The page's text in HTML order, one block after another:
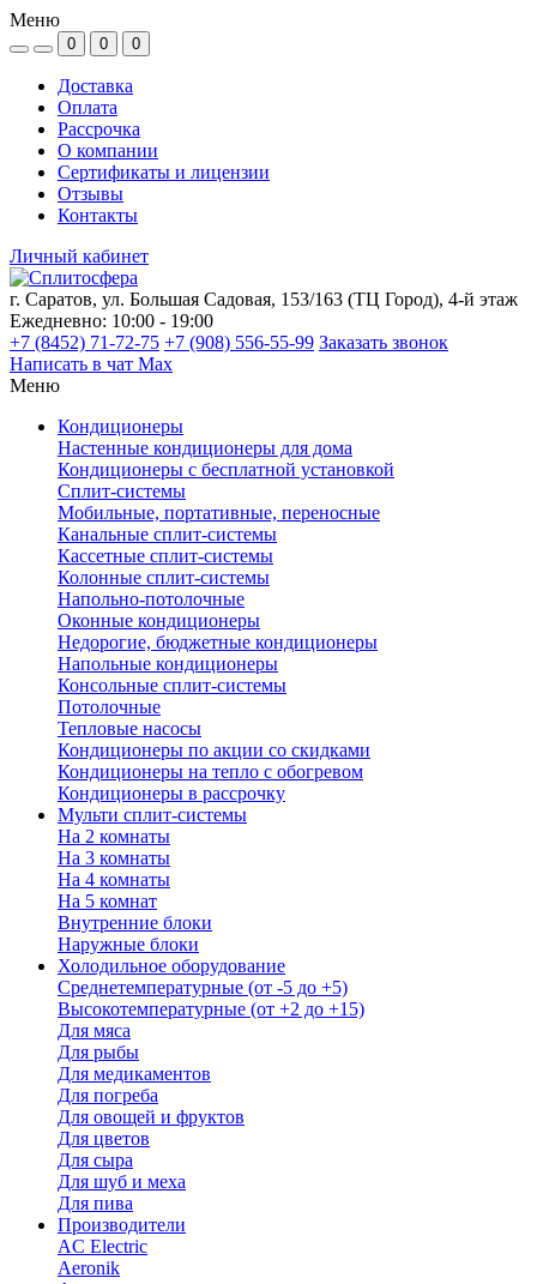
Меню
0 0 0
Доставка
Оплата
Рассрочка
О компании
Сертификаты и лицензии
Отзывы
Контакты
Личный кабинет
г. Саратов, ул. Большая Садовая, 153/163 (ТЦ Город), 4-й этаж
Ежедневно: 10:00 - 19:00
+7 (8452) 71-72-75 +7 (908) 556-55-99 Заказать звонок
Написать в чат Max
Меню
Кондиционеры
Настенные кондиционеры для дома
Кондиционеры с бесплатной установкой
Сплит-системы
Мобильные, портативные, переносные
Канальные сплит-системы
Кассетные сплит-системы
Колонные сплит-системы
Напольно-потолочные
Оконные кондиционеры
Недорогие, бюджетные кондиционеры
Напольные кондиционеры
Консольные сплит-системы
Потолочные
Тепловые насосы
Кондиционеры по акции со скидками
Кондиционеры на тепло с обогревом
Кондиционеры в рассрочку
Мульти сплит-системы
На 2 комнаты
На 3 комнаты
На 4 комнаты
На 5 комнат
Внутренние блоки
Наружные блоки
Холодильное оборудование
Среднетемпературные (от -5 до +5)
Высокотемпературные (от +2 до +15)
Для мяса
Для рыбы
Для медикаментов
Для погреба
Для овощей и фруктов
Для цветов
Для сыра
Для шуб и меха
Для пива
Производители
AC Electric
Aeronik